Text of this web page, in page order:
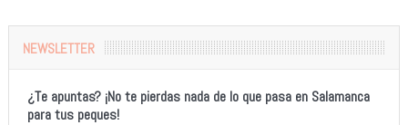
NEWSLETTER
¿Te apuntas? ¡No te pierdas nada de lo que pasa en Salamanca
para tus peques!